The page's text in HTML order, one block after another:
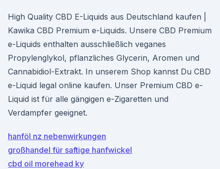
High Quality CBD E-Liquids aus Deutschland kaufen |
Kawika CBD Premium e-Liquids. Unsere CBD Premium
e-Liquids enthalten ausschließlich veganes
Propylenglykol, pflanzliches Glycerin, Aromen und
Cannabidiol-Extrakt. In unserem Shop kannst Du CBD
e-Liquid legal online kaufen. Unser Premium CBD e-
Liquid ist für alle gängigen e-Zigaretten und
Verdampfer geeignet.
hanföl nz nebenwirkungen
großhandel für saftige hanfwickel
cbd oil morehead ky